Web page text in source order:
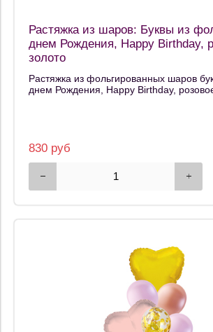
Растяжка из шаров: Буквы из
днем Рождения, Happy Birthday,
золото
Растяжка из фольгированных шаров
днем Рождения, Happy Birthday,
830 руб